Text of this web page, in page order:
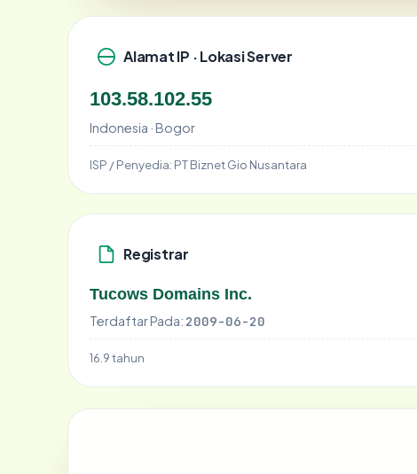
Alamat IP · Lokasi Server
103.58.102.55
Indonesia · Bogor
ISP / Penyedia: PT Biznet Gio Nusantara
Registrar
Tucows Domains Inc.
Terdaftar Pada: 2009-06-20
16.9 tahun